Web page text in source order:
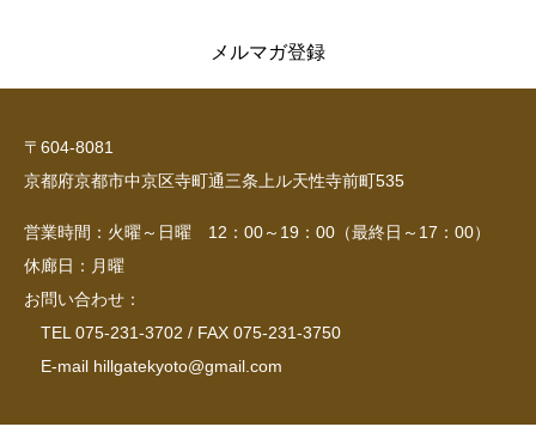
メルマガ登録
〒604-8081
京都府京都市中京区寺町通三条上ル天性寺前町535
営業時間：火曜～日曜 12：00～19：00（最終日～17：00）
休廊日：月曜
お問い合わせ：
TEL 075-231-3702 / FAX 075-231-3750
E-mail hillgatekyoto@gmail.com